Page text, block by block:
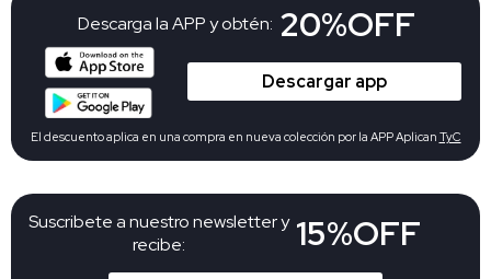
Suscribete a nuestro newsletter y
recibe:
15%OFF
Descarga la APP y obtén: 20%OFF
Descargar app
El descuento aplica en una compra en nueva colección por la APP Aplican TyC